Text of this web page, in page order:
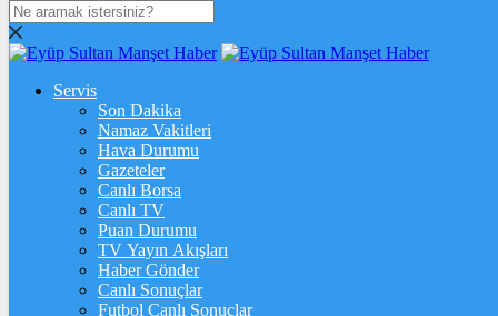
DOLAR
47,7436$% 0.18
EURO
% 0.32
STERLİN
% 0.38
GRAM ALTIN
%2,59
Servis
Son Dakika
Namaz Vakitleri
Hava Durumu
Gazeteler
Canlı Borsa
Canlı TV
Puan Durumu
TV Yayın Akışları
Haber Gönder
Canlı Sonuçlar
Futbol Canlı Sonuçlar